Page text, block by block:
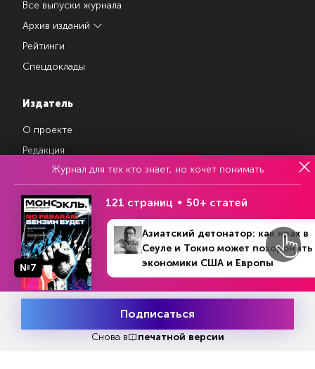
Все выпуски журнала
Архив изданий
Рейтинги
Спецдоклады
Издатель
О проекте
Редакция
Авторы
Магазин подписок
Рекламодателям
Посодействуй Monocle.ru
Свидетельство о регистрации средства массовой информации Эл
Попробовать
Журнал для тех кто знает, но хочет понимать
№7
121 страниц 50+ статей
Азиатский детонатор: как крах в
Сеуле и Токио может похоронить
экономики США и Европы
Подписаться
Снова в печатной версии